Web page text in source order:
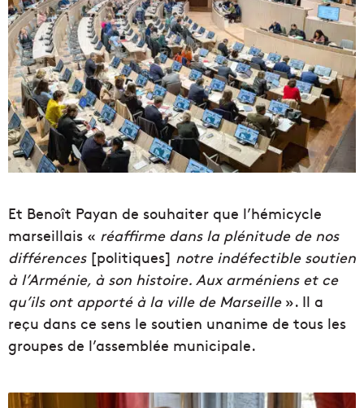
Et Benoît Payan de souhaiter que l’hémicycle
marseillais « réaffirme dans la plénitude de nos
différences[politiques] notre indéfectible soutien
à l’Arménie, à son histoire. Aux arméniens et ce
qu’ils ont apporté à la ville de Marseille». Il a
reçu dans ce sens le soutien unanime de tous les
groupes de l’assemblée municipale.